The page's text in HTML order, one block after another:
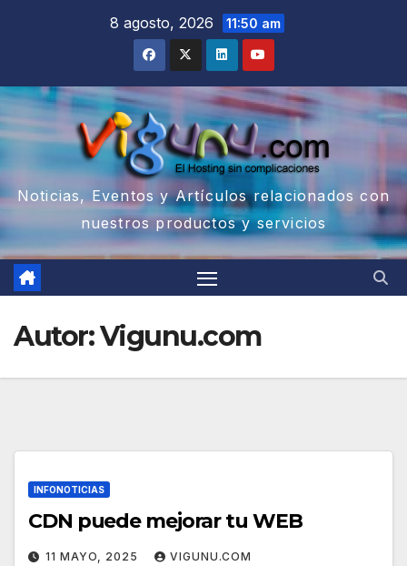
8 agosto, 2026 11:50 am
Noticias, Eventos y Artículos relacionados con
nuestros productos y servicios
Autor:Vigunu.com
INFONOTICIAS
CDN puede mejorar tu WEB
11 MAYO, 2025 VIGUNU.COM